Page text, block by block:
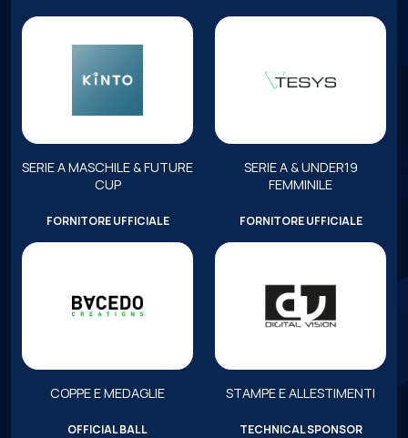
SERIE A MASCHILE & FUTURE
CUP
SERIE A & UNDER19
FEMMINILE
FORNITORE UFFICIALE
COPPE E MEDAGLIE
FORNITORE UFFICIALE
STAMPE E ALLESTIMENTI
OFFICIAL BALL TECHNICAL SPONSOR